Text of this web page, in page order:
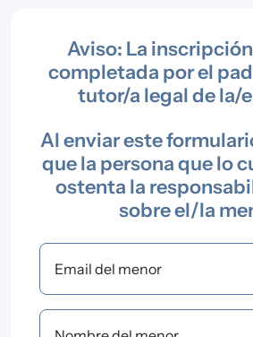
Aviso: La
completada por el
tutor/a legal de la/
Al enviar este
que la persona que lo
ostenta la
sobre el/la
Email del menor